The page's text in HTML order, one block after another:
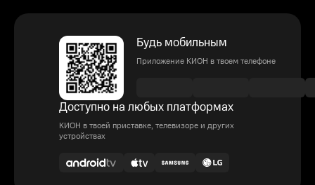
Будь мобильным
Приложение КИОН в твоем телефоне
Доступно на любых платформах
КИОН в твоей приставке, телевизоре и других
устройствах